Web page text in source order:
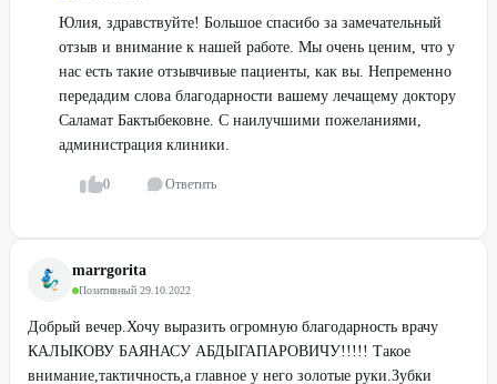
Юлия, здравствуйте! Большое спасибо за замечательный
отзыв и внимание к нашей работе. Мы очень ценим, что у
нас есть такие отзывчивые пациенты, как вы. Непременно
передадим слова благодарности вашему лечащему доктору
Саламат Бактыбековне. С наилучшими пожеланиями,
администрация клиники.
0 Ответить
marrgorita
Позитивный·29.10.2022
Добрый вечер.Хочу выразить огромную благодарность врачу
КАЛЫКОВУ БАЯНАСУ АБДЫГАПАРОВИЧУ!!!!! Такое
внимание,тактичность,а главное у него золотые руки.Зубки